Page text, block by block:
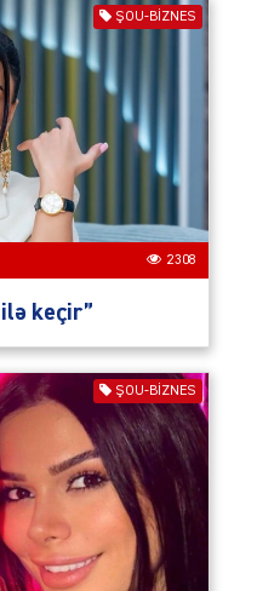
ŞOU-BIZNES
2308
keçir”
ŞOU-BIZNES